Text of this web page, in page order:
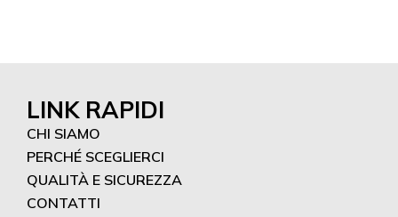
LINK RAPIDI
CHI SIAMO
PERCHÉ SCEGLIERCI
QUALITÀ E SICUREZZA
CONTATTI